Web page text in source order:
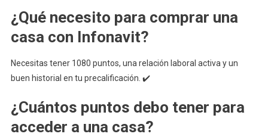
¿Qué necesito para comprar una
casa con Infonavit?
Necesitas tener 1080 puntos, una relación laboral activa y un
buen historial en tu precalificación. ✔️
¿Cuántos puntos debo tener para
acceder a una casa?